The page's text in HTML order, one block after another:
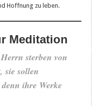
Hoffnung zu leben.
Meditation
sterben von
sie sollen
ihre Werke